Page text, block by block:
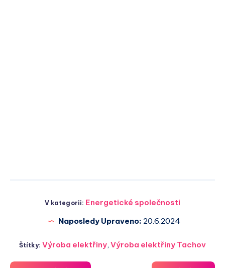
V kategorii: Energetické společnosti
Naposledy Upraveno: 20.6.2024
Štítky:Výroba elektřiny,Výroba elektřiny Tachov